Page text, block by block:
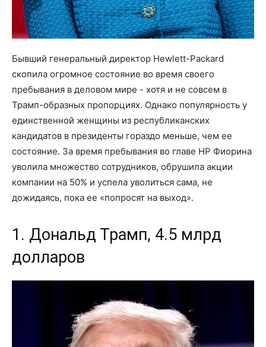
Бывший генеральный директор Hewlett-Packard
скопила огромное состояние во время своего
пребывания в деловом мире - хотя и не совсем в
Трамп-образных пропорциях. Однако популярность у
единственной женщины из республиканских
кандидатов в президенты гораздо меньше, чем ее
состояние. За время пребывания во главе HP Фиорина
уволила множество сотрудников, обрушила акции
компании на 50% и успела уволиться сама, не
дожидаясь, пока ее «попросят на выход».
1. Дональд Трамп, 4.5 млрд
долларов